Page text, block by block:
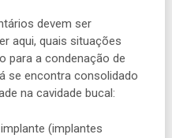
devem ser
aqui, quais situações
para a condenação de
se encontra consolidado
na cavidade bucal:
(implantes